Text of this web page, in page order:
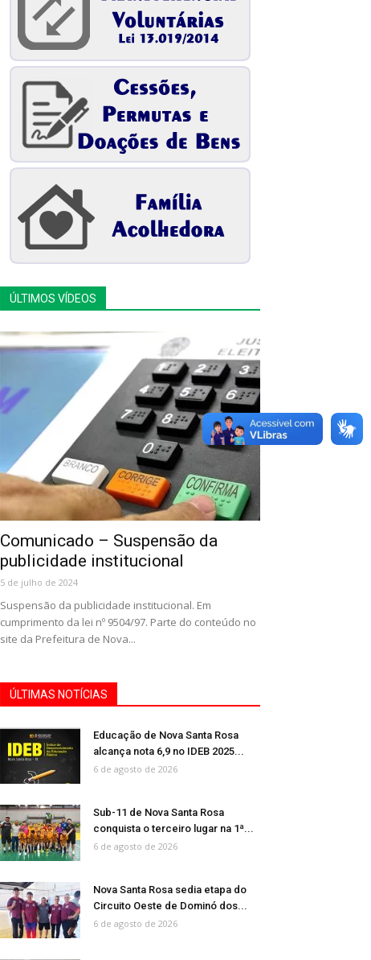
ÚLTIMOS VÍDEOS
Comunicado – Suspensão da
publicidade institucional
5 de julho de 2024
Suspensão da publicidade institucional. Em
cumprimento da lei nº 9504/97. Parte do conteúdo no
site da Prefeitura de Nova...
ÚLTIMAS NOTÍCIAS
Educação de Nova Santa Rosa
alcança nota 6,9 no IDEB 2025...
6 de agosto de 2026
Sub-11 de Nova Santa Rosa
conquista o terceiro lugar na 1ª...
6 de agosto de 2026
Nova Santa Rosa sedia etapa do
Circuito Oeste de Dominó dos...
6 de agosto de 2026